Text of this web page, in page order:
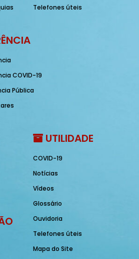
Telefones úteis
COVID-19
Pública
UTILIDADE
COVID-19
Notícias
Vídeos
Glossário
Ouvidoria
Telefones úteis
Mapa do Site